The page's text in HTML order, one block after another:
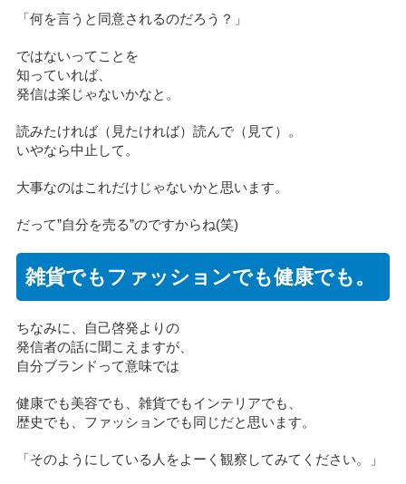
「何を言うと同意されるのだろう？」
ではないってことを
知っていれば、
発信は楽じゃないかなと。
読みたければ（見たければ）読んで（見て）。
いやなら中止して。
大事なのはこれだけじゃないかと思います。
だって”自分を売る”のですからね(笑)
雑貨でもファッションでも健康でも。
ちなみに、自己啓発よりの
発信者の話に聞こえますが、
自分ブランドって意味では
健康でも美容でも、雑貨でもインテリアでも、
歴史でも、ファッションでも同じだと思います。
「そのようにしている人をよーく観察してみてください。」